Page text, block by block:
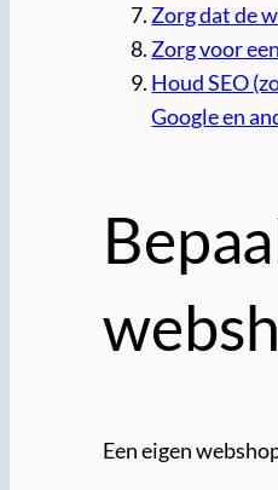
Zorg dat de
Zorg voor
Houd SEO
Google en
Een eigen